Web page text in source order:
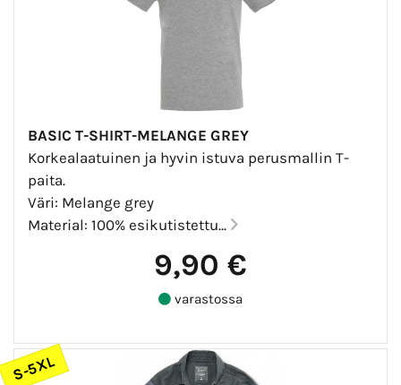
BASIC T-SHIRT-MELANGE GREY
Korkealaatuinen ja hyvin istuva perusmallin T-
paita.
Väri: Melange grey
Material: 100% esikutistettu...
9,90 €
varastossa
S-5XL